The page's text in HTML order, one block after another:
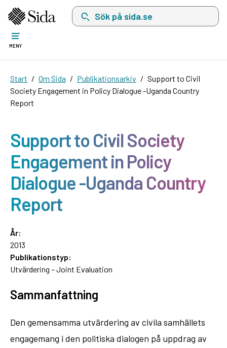
Sök på sida.se, sökförslag kommer att visas
MENY
Start Om Sida Publikationsarkiv
Support to Civil
Society Engagement in Policy Dialogue -Uganda Country
Report
Support to Civil Society
Engagement in Policy
Dialogue -Uganda Country
Report
År:
2013
Publikationstyp:
Utvärdering – Joint Evaluation
Sammanfattning
Den gemensamma utvärdering av civila samhällets
engagemang i den politiska dialogen på uppdrag av